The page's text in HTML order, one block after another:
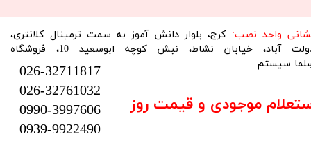
واحد نصب: کرج، بلوار دانش آموز به سمت ترمینال کلانتری،
دولت آباد، خیابان نشاط، نبش کوچه ابوسعید 10، فروشگاه
سیستم​​​​​​​
026-32711817
026-32761032
0990-3997606
0939-9922490
موجودی و قیمت روز